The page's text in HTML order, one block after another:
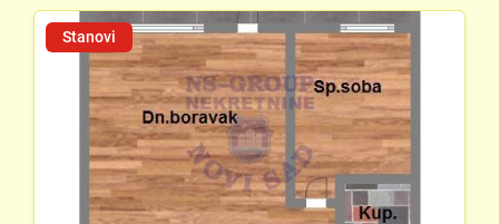
Stanovi